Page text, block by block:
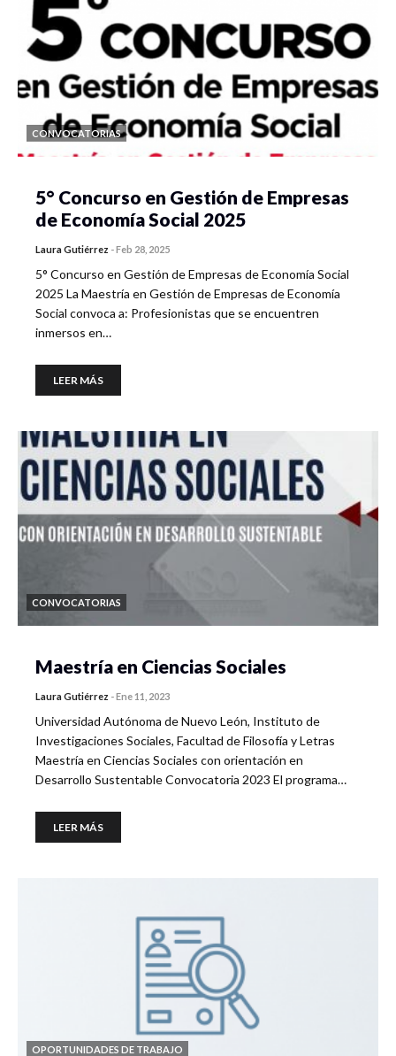
CONVOCATORIAS
5° Concurso en Gestión de Empresas
de Economía Social 2025
Laura Gutiérrez -Feb 28, 2025
5° Concurso en Gestión de Empresas de Economía Social
2025 La Maestría en Gestión de Empresas de Economía
Social convoca a: Profesionistas que se encuentren
inmersos en…
LEER MÁS
CONVOCATORIAS
Maestría en Ciencias Sociales
Laura Gutiérrez -Ene 11, 2023
Universidad Autónoma de Nuevo León, Instituto de
Investigaciones Sociales, Facultad de Filosofía y Letras
Maestría en Ciencias Sociales con orientación en
Desarrollo Sustentable Convocatoria 2023 El programa…
LEER MÁS
OPORTUNIDADES DE TRABAJO